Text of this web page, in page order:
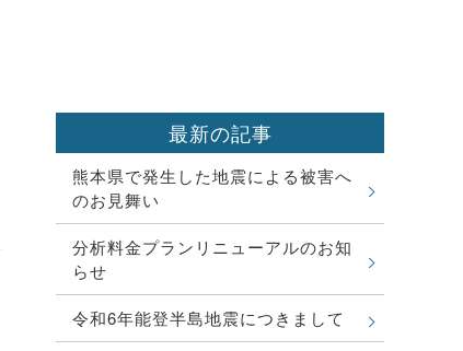
最新の記事
熊本県で発生した地震による被害へ
のお見舞い
分析料金プランリニューアルのお知
らせ
令和6年能登半島地震につきまして